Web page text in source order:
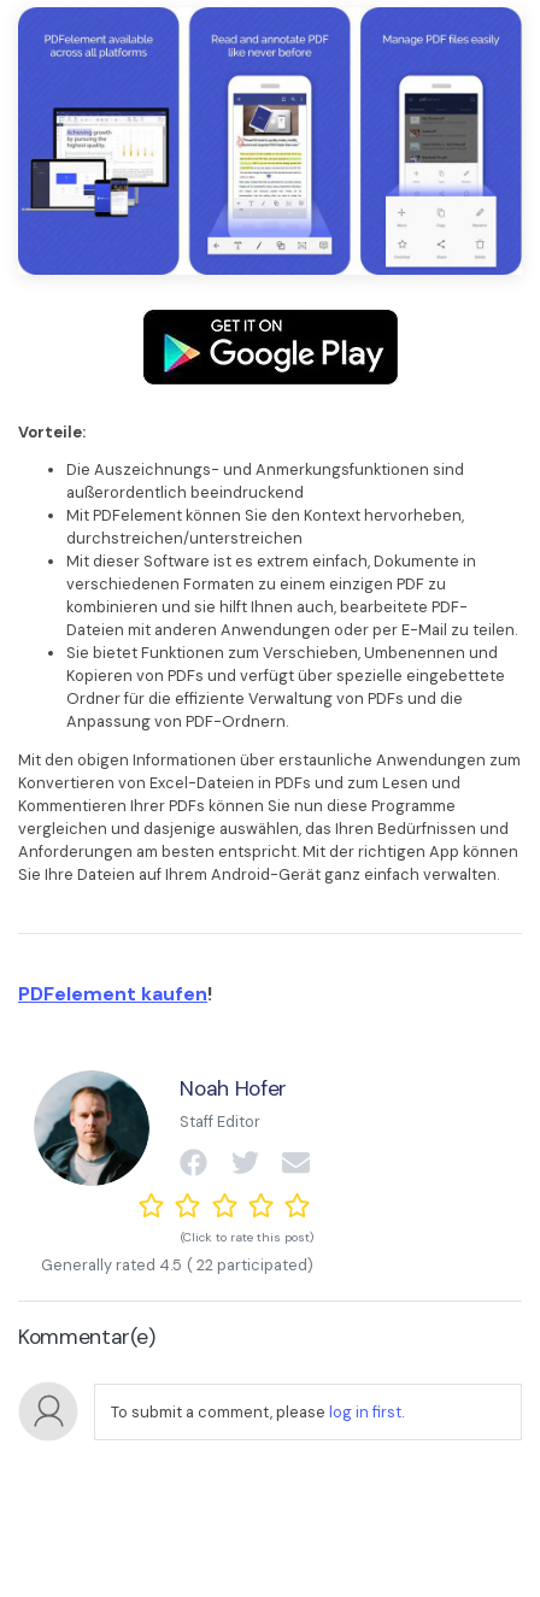
Vorteile:
Die Auszeichnungs- und Anmerkungsfunktionen sind
außerordentlich beeindruckend
Mit PDFelement können Sie den Kontext hervorheben,
durchstreichen/unterstreichen
Mit dieser Software ist es extrem einfach, Dokumente in
verschiedenen Formaten zu einem einzigen PDF zu
kombinieren und sie hilft Ihnen auch, bearbeitete PDF-
Dateien mit anderen Anwendungen oder per E-Mail zu teilen.
Sie bietet Funktionen zum Verschieben, Umbenennen und
Kopieren von PDFs und verfügt über spezielle eingebettete
Ordner für die effiziente Verwaltung von PDFs und die
Anpassung von PDF-Ordnern.
Mit den obigen Informationen über erstaunliche Anwendungen zum
Konvertieren von Excel-Dateien in PDFs und zum Lesen und
Kommentieren Ihrer PDFs können Sie nun diese Programme
vergleichen und dasjenige auswählen, das Ihren Bedürfnissen und
Anforderungen am besten entspricht. Mit der richtigen App können
Sie Ihre Dateien auf Ihrem Android-Gerät ganz einfach verwalten.
PDFelement kaufen!
Noah Hofer
Staff Editor
(Click to rate this post)
Generally rated 4.5 ( 22 participated)
Kommentar(e)
To submit a comment, please log in first.